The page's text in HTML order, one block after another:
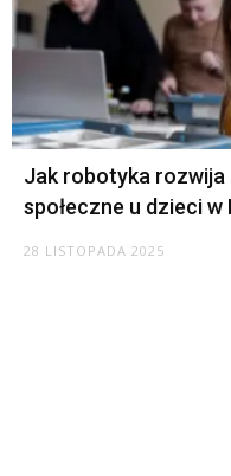
Jak robotyka rozwija
społeczne u dzieci
28 LISTOPADA 2025